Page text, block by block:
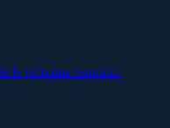
la próxima reunión.